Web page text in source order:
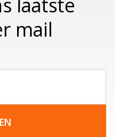
laatste
mail